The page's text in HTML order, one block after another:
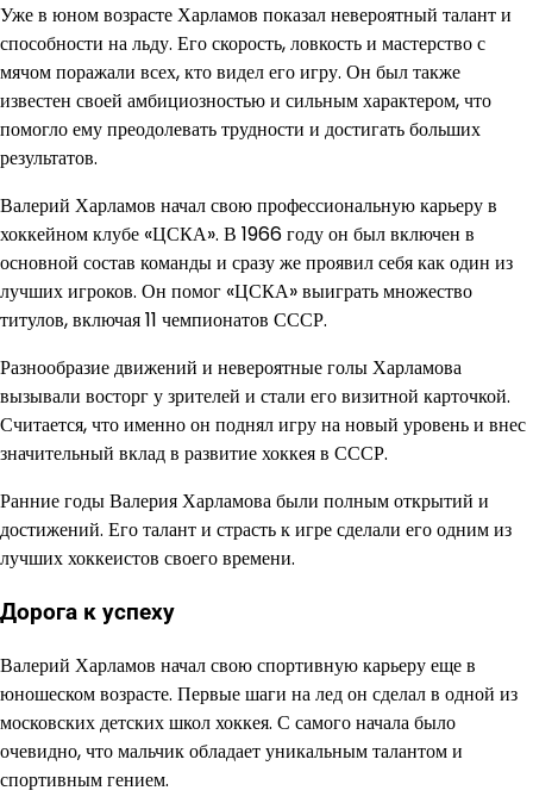
Уже в юном возрасте Харламов показал невероятный талант и
способности на льду. Его скорость, ловкость и мастерство с
мячом поражали всех, кто видел его игру. Он был также
известен своей амбициозностью и сильным характером, что
помогло ему преодолевать трудности и достигать больших
результатов.
Валерий Харламов начал свою профессиональную карьеру в
хоккейном клубе «ЦСКА». В 1966 году он был включен в
основной состав команды и сразу же проявил себя как один из
лучших игроков. Он помог «ЦСКА» выиграть множество
титулов, включая 11 чемпионатов СССР.
Разнообразие движений и невероятные голы Харламова
вызывали восторг у зрителей и стали его визитной карточкой.
Считается, что именно он поднял игру на новый уровень и внес
значительный вклад в развитие хоккея в СССР.
Ранние годы Валерия Харламова были полным открытий и
достижений. Его талант и страсть к игре сделали его одним из
лучших хоккеистов своего времени.
Дорога к успеху
Валерий Харламов начал свою спортивную карьеру еще в
юношеском возрасте. Первые шаги на лед он сделал в одной из
московских детских школ хоккея. С самого начала было
очевидно, что мальчик обладает уникальным талантом и
спортивным гением.